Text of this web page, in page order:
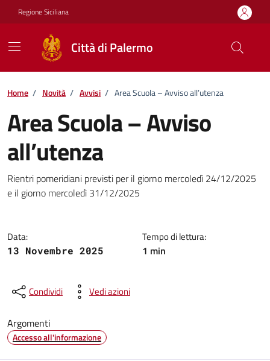
Vai ai contenuti
Vai al footer
Regione Siciliana
Città di Palermo
Home / Novità / Avvisi / Area Scuola – Avviso all’utenza
Area Scuola – Avviso
all’utenza
Dettagli della notizia
Rientri pomeridiani previsti per il giorno mercoledì 24/12/2025
e il giorno mercoledì 31/12/2025
Data:
13 Novembre 2025
Tempo di lettura:
1 min
Condividi Vedi azioni
Argomenti
Accesso all'informazione